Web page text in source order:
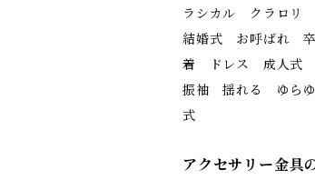
ラシカル クラロリ
結婚式 お呼ばれ
着 ドレス 成人式
振袖 揺れる ゆら
式
アクセサリー金具